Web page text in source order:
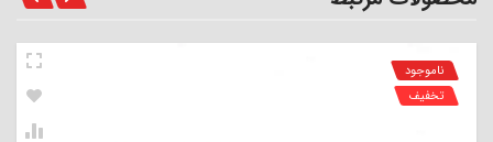
ناموجود
تخفیف